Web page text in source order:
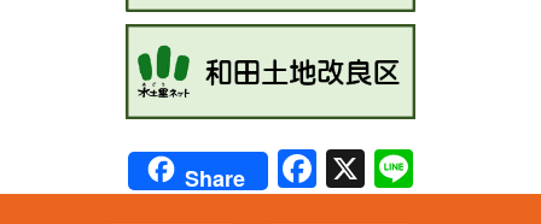
Share Facebook
X